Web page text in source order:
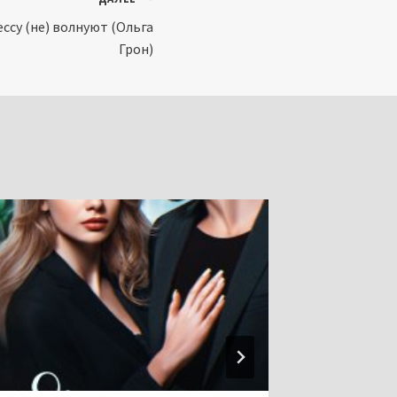
(не) волнуют (Ольга
Грон)